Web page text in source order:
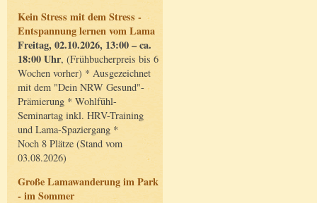
Kein Stress mit dem Stress -
Entspannung lernen vom Lama
Freitag, 02.10.2026, 13:00 – ca.
18:00 Uhr, (Frühbucherpreis bis 6
Wochen vorher) * Ausgezeichnet
mit dem "Dein NRW Gesund"-
Prämierung * Wohlfühl-
Seminartag inkl. HRV-Training
und Lama-Spaziergang *
Noch 8 Plätze (Stand vom
03.08.2026)
Große Lamawanderung im Park
- im Sommer